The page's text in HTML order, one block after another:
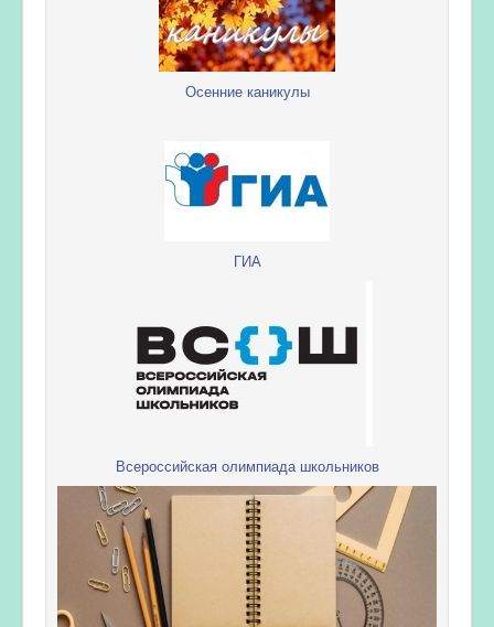
Осенние каникулы
ГИА
Всероссийская олимпиада школьников